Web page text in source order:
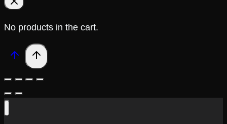
No products in the cart.